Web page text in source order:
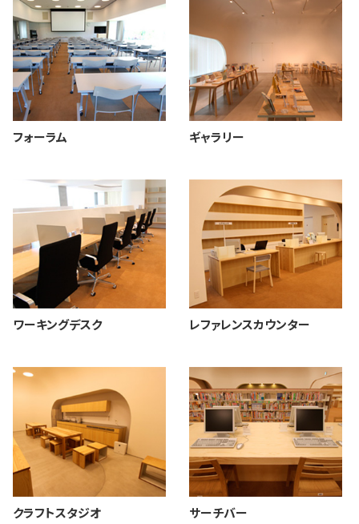
フォーラム ギャラリー
ワーキングデスク レファレンスカウンター
クラフトスタジオ サーチバー